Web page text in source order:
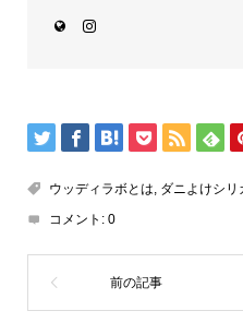
ウッディラボとは ダニよけシリ
コメント: 0